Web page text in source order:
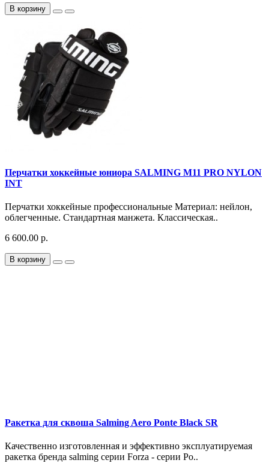
В корзину
Перчатки хоккейные юниора SALMING M11 PRO NYLON
INT
Перчатки хоккейные профессиональные Материал: нейлон,
облегченные. Стандартная манжета. Классическая..
6 600.00 р.
В корзину
Ракетка для сквоша Salming Aero Ponte Black SR
Качественно изготовленная и эффективно эксплуатируемая
ракетка бренда salming серии Forza - серии Po..